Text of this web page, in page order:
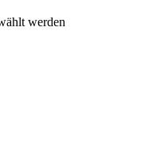
werden